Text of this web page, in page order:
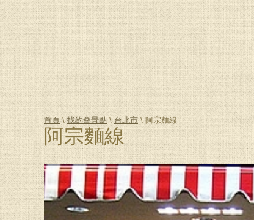
首頁\找約會景點\ 台北市\ 阿宗麵線
阿宗麵線